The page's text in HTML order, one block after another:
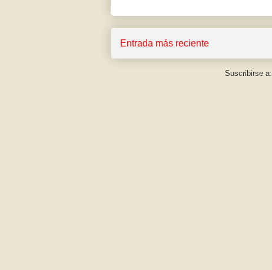
Entrada más reciente
Suscribirse a: